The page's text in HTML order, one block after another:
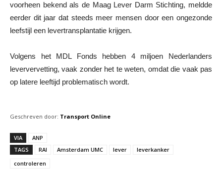
voorheen bekend als de Maag Lever Darm Stichting, meldde
eerder dit jaar dat steeds meer mensen door een ongezonde
leefstijl een levertransplantatie krijgen.
Volgens het MDL Fonds hebben 4 miljoen Nederlanders
leververvetting, vaak zonder het te weten, omdat die vaak pas
op latere leeftijd problematisch wordt.
Geschreven door: Transport Online
VIA
ANP
TAGS
RAI Amsterdam UMC lever
leverkanker
controleren